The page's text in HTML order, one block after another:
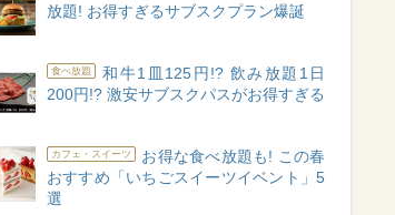
放題! お得すぎるサブスクプラン爆誕
食べ放題
和牛1皿125円!? 飲み放題1日
200円!? 激安サブスクパスがお得すぎる
カフェ・スイーツ
お得な食べ放題も! この春
おすすめ「いちごスイーツイベント」5
選